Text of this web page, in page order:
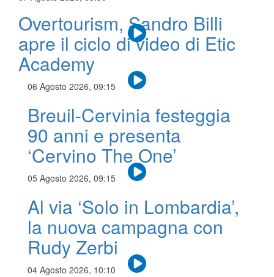
Overtourism, Sandro Billi
apre il ciclo di video di Etic
Academy
06 Agosto 2026, 09:15
Breuil-Cervinia festeggia
90 anni e presenta
‘Cervino The One’
05 Agosto 2026, 09:15
Al via ‘Solo in Lombardia’,
la nuova campagna con
Rudy Zerbi
04 Agosto 2026, 10:10